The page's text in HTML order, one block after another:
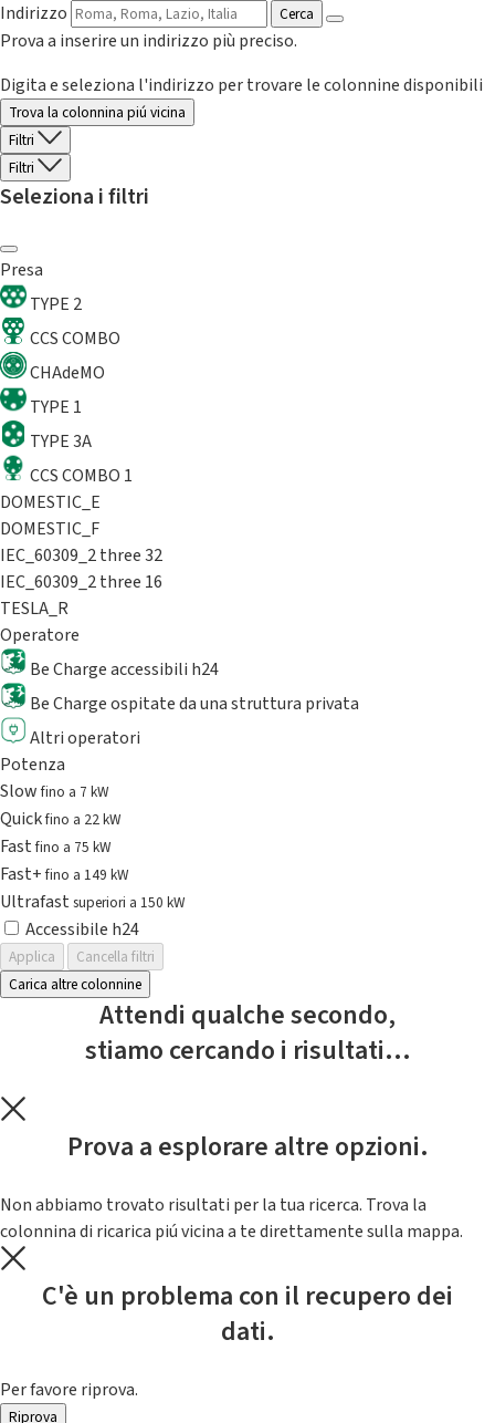
Indirizzo
Cerca
Prova a inserire un indirizzo più preciso.
Digita e seleziona l'indirizzo per trovare le colonnine disponibili
Trova la colonnina piú vicina
Filtri
Filtri
Seleziona i filtri
Presa
TYPE 2
CCS COMBO
CHAdeMO
TYPE 1
TYPE 3A
CCS COMBO 1
DOMESTIC_E
DOMESTIC_F
IEC_60309_2 three 32
IEC_60309_2 three 16
TESLA_R
Operatore
Be Charge accessibili h24
Be Charge ospitate da una struttura privata
Altri operatori
Potenza
Slowfino a 7 kW
Quickfino a 22 kW
Fastfino a 75 kW
Fast+fino a 149 kW
Ultrafast superiori a 150 kW
Accessibile h24
Applica
Cancella filtri
Carica altre colonnine
Attendi qualche secondo,
stiamo cercando i risultati...
Prova a esplorare altre opzioni.
Non abbiamo trovato risultati per la tua ricerca. Trova la
colonnina di ricarica piú vicina a te direttamente sulla mappa.
C'è un problema con il recupero dei
dati.
Per favore riprova.
Riprova